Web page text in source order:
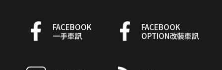
FACEBOOK
一手車訊
FACEBOOK
OPTION改裝車訊